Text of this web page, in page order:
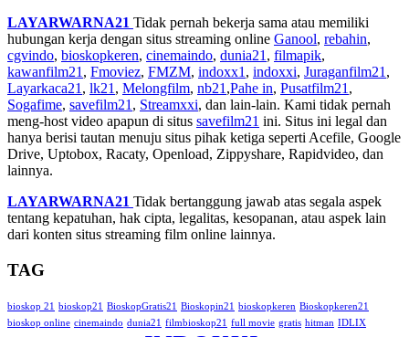
LAYARWARNA21 Tidak pernah bekerja sama atau memiliki
hubungan kerja dengan situs streaming online Ganool, rebahin,
cgvindo, bioskopkeren, cinemaindo, dunia21 , filmapik,
kawanfilm21 , Fmoviez, FMZM, indoxx1 , indoxxi, Juraganfilm21 ,
Layarkaca21 , lk21 , Melongfilm, nb21 ,Pahe in, Pusatfilm21 ,
Sogafime, savefilm21 , Streamxxi, dan lain-lain. Kami tidak pernah
meng-host video apapun di situs savefilm21 ini. Situs ini legal dan
hanya berisi tautan menuju situs pihak ketiga seperti Acefile, Google
Drive, Uptobox, Racaty, Openload, Zippyshare, Rapidvideo, dan
lainnya.
LAYARWARNA21 Tidak bertanggung jawab atas segala aspek
tentang kepatuhan, hak cipta, legalitas, kesopanan, atau aspek lain
dari konten situs streaming film online lainnya.
TAG
bioskop 21 bioskop21 BioskopGratis21 Bioskopin21 bioskopkeren Bioskopkeren21
bioskop online cinemaindo dunia21 filmbioskop21 full movie gratis hitman IDLIX